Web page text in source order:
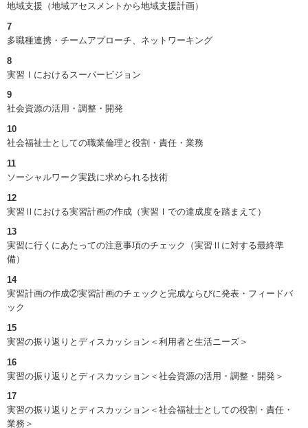
地域支援（地域アセスメントから地域支援計画）
7
多職種連携・チームアプローチ、ネットワーキング
8
実習Ⅰにおけるスーパービジョン
9
社会資源の活用・調整・開発
10
社会福祉士としての職業倫理と役割・責任・業務
11
ソーシャルワーク実践に求められる技術
12
実習Ⅱにおける実習計画の作成（実習Ⅰでの達成度を踏まえて）
13
実習に行くにあたっての注意事項のチェック（実習Ⅱに対する最終準
備）
14
実習計画の作成②実習計画のチェックと完成ならびに発表・フィードバ
ック
15
実習の振り返りとディスカッション＜利用者と生活ニーズ＞
16
実習の振り返りとディスカッション＜社会資源の活用・調整・開発＞
17
実習の振り返りとディスカッション＜社会福祉士としての役割・責任・
業務＞